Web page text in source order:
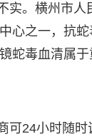
实。横州市人
心之一，抗
蛇毒血清属
可24小时随